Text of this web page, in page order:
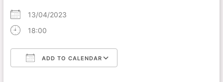
13/04/2023
18:00
ADD TO CALENDAR